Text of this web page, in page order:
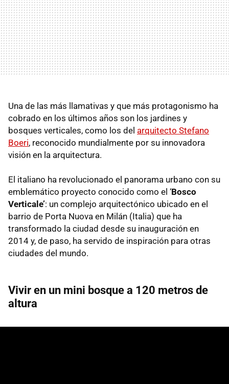
Una de las más llamativas y que más protagonismo ha
cobrado en los últimos años son los jardines y
bosques verticales, como los del arquitecto Stefano
Boeri, reconocido mundialmente por su innovadora
visión en la arquitectura.
El italiano ha revolucionado el panorama urbano con su
emblemático proyecto conocido como el ‘Bosco
Verticale’: un complejo arquitectónico ubicado en el
barrio de Porta Nuova en Milán (Italia) que ha
transformado la ciudad desde su inauguración en
2014 y, de paso, ha servido de inspiración para otras
ciudades del mundo.
Vivir en un mini bosque a 120 metros de
altura